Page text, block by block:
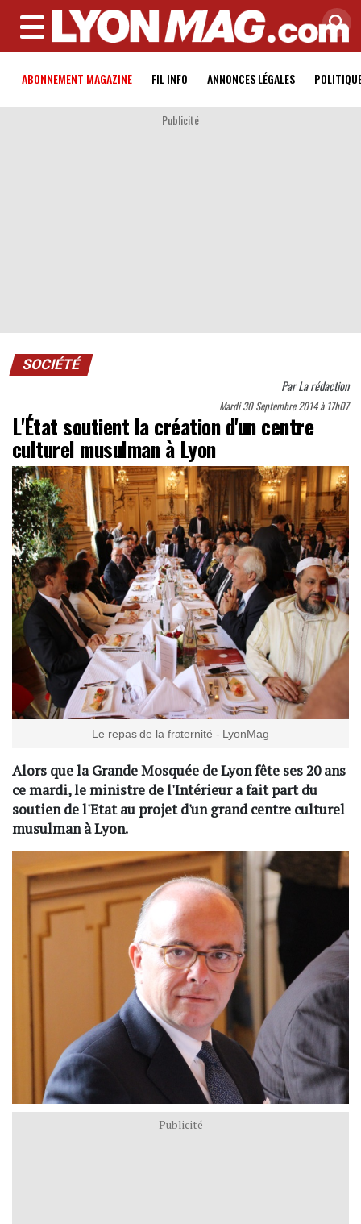
MENU
ABONNEMENT MAGAZINE FIL INFO ANNONCES LÉGALES
Publicité
SOCIÉTÉ
ParLa rédaction
Mardi 30 Septembre 2014 à 17h07
L'État soutient la création d'un centre
culturel musulman à Lyon
Le repas de la fraternité - LyonMag
Alors que la Grande Mosquée de Lyon fête ses 20 ans
ce mardi, le ministre de l'Intérieur a fait part du
soutien de l'Etat au projet d'un grand centre culturel
musulman à Lyon.
Publicité